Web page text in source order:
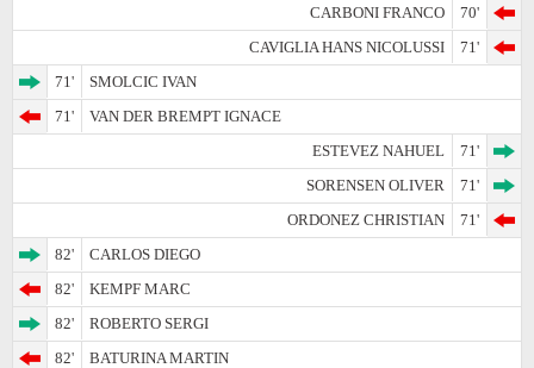
CARBONI FRANCO
70'
CAVIGLIA HANS NICOLUSSI
71'
71'
SMOLCIC IVAN
71'
VAN DER BREMPT IGNACE
ESTEVEZ NAHUEL
71'
SORENSEN OLIVER
71'
ORDONEZ CHRISTIAN
71'
82'
CARLOS DIEGO
82'
KEMPF MARC
82'
ROBERTO SERGI
82'
BATURINA MARTIN